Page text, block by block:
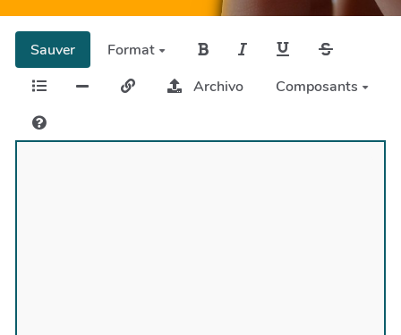
Sauver
Format
Archivo
Composants